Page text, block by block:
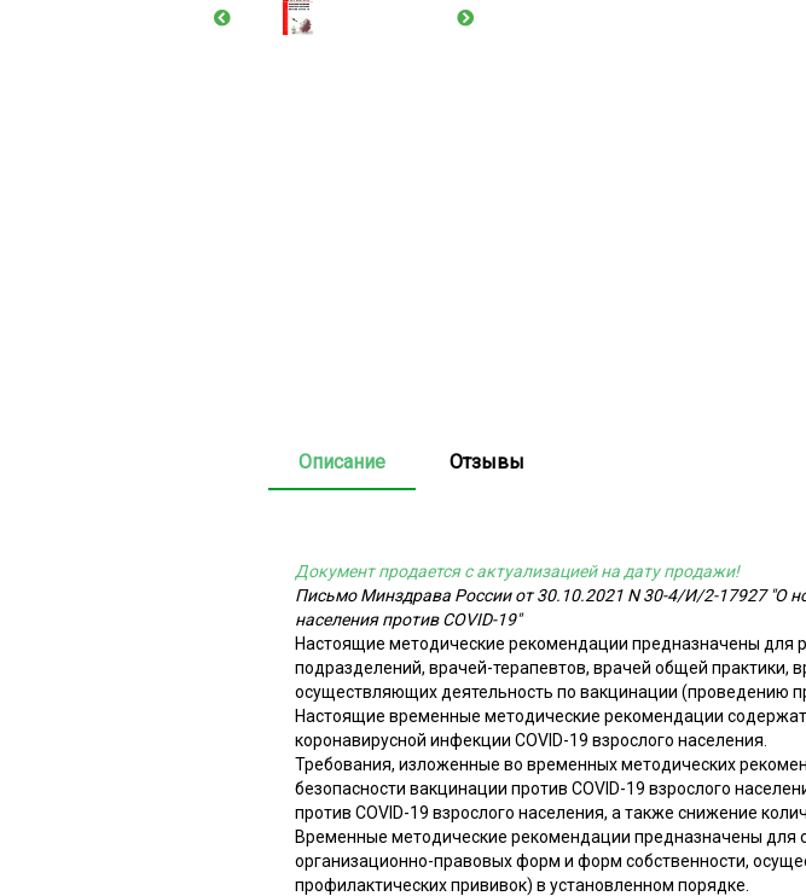
Описание Отзывы
Документ продается с актуализацией на дату продажи!
Письмо Минздрава России от 30.10.2021 N 30-4/И/2-17927 "О
населения против COVID-19"
Настоящие методические рекомендации предназначены для
подразделений, врачей-терапевтов, врачей общей практики,
осуществляющих деятельность по вакцинации (проведению
Настоящие временные методические рекомендации
коронавирусной инфекции COVID-19 взрослого населения.
Требования, изложенные во временных методических
безопасности вакцинации против COVID-19 взрослого
против COVID-19 взрослого населения, а также снижение
Временные методические рекомендации предназначены для
организационно-правовых форм и форм собственности,
профилактических прививок) в установленном порядке.